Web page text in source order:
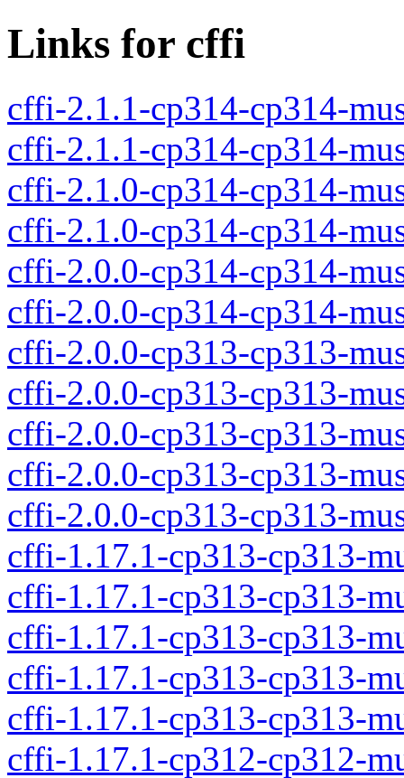
Links for cffi
cffi-2.1.1-cp314-cp314-
cffi-2.1.1-cp314-cp314-
cffi-2.1.0-cp314-cp314-
cffi-2.1.0-cp314-cp314-
cffi-2.0.0-cp314-cp314-
cffi-2.0.0-cp314-cp314-
cffi-2.0.0-cp313-cp313-
cffi-2.0.0-cp313-cp313-
cffi-2.0.0-cp313-cp313-
cffi-2.0.0-cp313-cp313-
cffi-2.0.0-cp313-cp313-
cffi-1.17.1-cp313-cp313-
cffi-1.17.1-cp313-cp313-
cffi-1.17.1-cp313-cp313-
cffi-1.17.1-cp313-cp313-
cffi-1.17.1-cp313-cp313-
cffi-1.17.1-cp312-cp312-